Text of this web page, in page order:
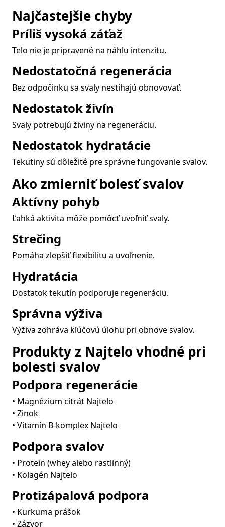
Najčastejšie chyby
Príliš vysoká záťaž
Telo nie je pripravené na náhlu intenzitu.
Nedostatočná regenerácia
Bez odpočinku sa svaly nestíhajú obnovovať.
Nedostatok živín
Svaly potrebujú živiny na regeneráciu.
Nedostatok hydratácie
Tekutiny sú dôležité pre správne fungovanie svalov.
Ako zmierniť bolesť svalov
Aktívny pohyb
Ľahká aktivita môže pomôcť uvoľniť svaly.
Strečing
Pomáha zlepšiť flexibilitu a uvoľnenie.
Hydratácia
Dostatok tekutín podporuje regeneráciu.
Správna výživa
Výživa zohráva kľúčovú úlohu pri obnove svalov.
Produkty z Najtelo vhodné pri
bolesti svalov
Podpora regenerácie
• Magnézium citrát Najtelo
• Zinok
• Vitamín B-komplex Najtelo
Podpora svalov
• Protein (whey alebo rastlinný)
• Kolagén Najtelo
Protizápalová podpora
• Kurkuma prášok
• Zázvor